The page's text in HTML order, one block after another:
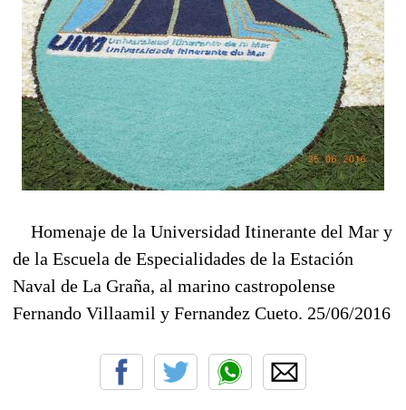
Homenaje de la Universidad Itinerante del Mar y
de la Escuela de Especialidades de la Estación
Naval de La Graña, al marino castropolense
Fernando Villaamil y Fernandez Cueto. 25/06/2016